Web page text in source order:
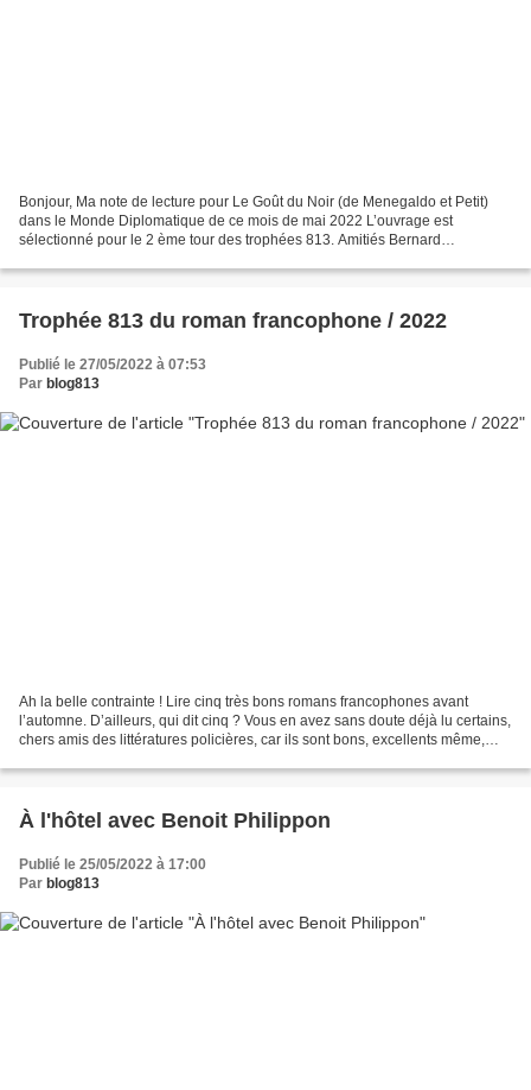
Bonjour, Ma note de lecture pour Le Goût du Noir (de Menegaldo et Petit)
dans le Monde Diplomatique de ce mois de mai 2022 L’ouvrage est
sélectionné pour le 2 ème tour des trophées 813. Amitiés Bernard
Trophée 813 du roman francophone / 2022
Publié le 27/05/2022 à 07:53
Par blog813
Ah la belle contrainte ! Lire cinq très bons romans francophones avant
l’automne. D’ailleurs, qui dit cinq ? Vous en avez sans doute déjà lu certains,
chers amis des littératures policières, car ils sont bons, excellents même,
À l'hôtel avec Benoit Philippon
Publié le 25/05/2022 à 17:00
Par blog813